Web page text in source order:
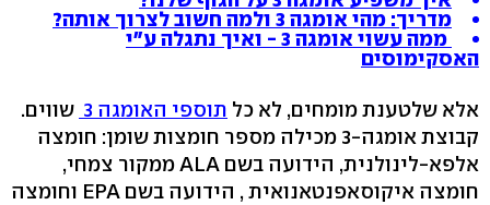
מדריך: מהי אומגה 3 ולמה חשוב לצרוך אותה?
ממה עשוי אומגה 3 - ואיך נתגלה ע"י
האסקימוסים
אלא שלטענת מומחים, לא כל תוספי האומגה 3
שווים.
קבוצת אומגה-3 מכילה מספר חומצות שומן: חומצה
אלפא-לינולנית, הידועה בשם ALA ממקור צמחי,
חומצה איקוסאפנטאנואית , הידועה בשם EPA וחומצה